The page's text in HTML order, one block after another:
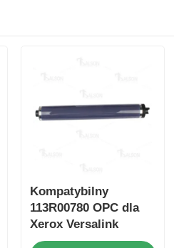
Kompatybilny
113R00780 OPC dla
Xerox Versalink
C7020 c7025 C7030